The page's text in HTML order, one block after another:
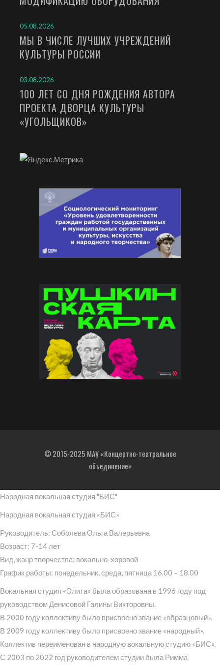
05.08.2026
МЫ В ЧИСЛЕ ЛУЧШИХ УЧРЕЖДЕНИЙ
КУЛЬТУРЫ РОССИИ
03.08.2026
100 ЛЕТ СО ДНЯ РОЖДЕНИЯ АВТОРА
ПРОЕКТА ДВОРЦА КУЛЬТУРЫ
«УГОЛЬЩИКОВ»
© 2015-2025 МАУ «Концертно-театральное
объединение»
Народная вокальная студия "БИС"
Народная вокальная студия «БИС»
Руководитель: Соболева Ольга Валерьевна
Возраст: 7-14 лет
Вид, жанр творчества: вокально-хоровой
График работы: понедельник, среда, пятница 16.00 – 18.00
Вокальная студия «Элита» была образована в 1996 году под
руководством Денисовой Галины Викторовны.
В 2000 году коллективу было присвоено звание «образцовый».
В 2009 году коллективу было присвоено звание «народный».
Коллектив переименован в народную вокальную студию «БИС».
С 2003 по 2022 год руководителем студии была Римма